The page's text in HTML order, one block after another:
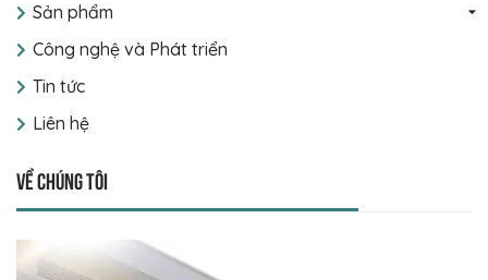
Sản phẩm
Công nghệ và Phát triển
Tin tức
Liên hệ
Về chúng tôi